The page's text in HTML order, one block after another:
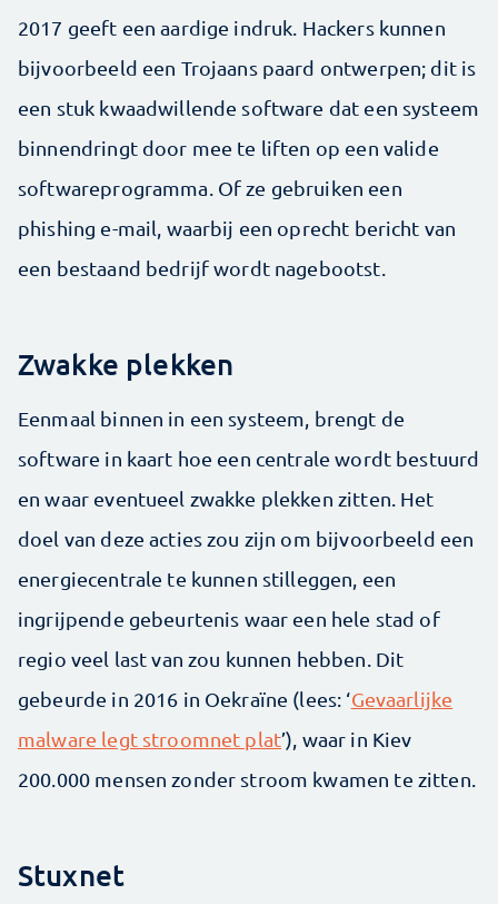
2017 geeft een aardige indruk. Hackers kunnen
bijvoorbeeld een Trojaans paard ontwerpen; dit is
een stuk kwaadwillende software dat een systeem
binnendringt door mee te liften op een valide
softwareprogramma. Of ze gebruiken een
phishing e-mail, waarbij een oprecht bericht van
een bestaand bedrijf wordt nagebootst.
Zwakke plekken
Eenmaal binnen in een systeem, brengt de
software in kaart hoe een centrale wordt bestuurd
en waar eventueel zwakke plekken zitten. Het
doel van deze acties zou zijn om bijvoorbeeld een
energiecentrale te kunnen stilleggen, een
ingrijpende gebeurtenis waar een hele stad of
regio veel last van zou kunnen hebben. Dit
gebeurde in 2016 in Oekraïne (lees: ‘Gevaarlijke
malware legt stroomnet plat’), waar in Kiev
200.000 mensen zonder stroom kwamen te zitten.
Stuxnet